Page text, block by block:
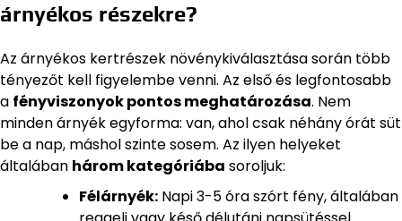
árnyékos részekre?
Az árnyékos kertrészek növénykiválasztása során több
tényezőt kell figyelembe venni. Az első és legfontosabb
a fényviszonyok pontos meghatározása. Nem
minden árnyék egyforma: van, ahol csak néhány órát süt
be a nap, máshol szinte sosem. Az ilyen helyeket
általában három kategóriába soroljuk:
Félárnyék: Napi 3-5 óra szórt fény, általában